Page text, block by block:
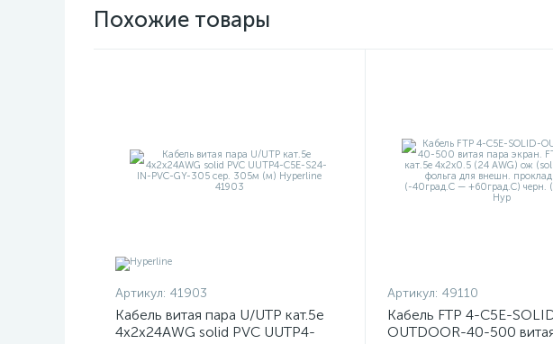
Похожие товары
Артикул: 41903
Кабель витая пара U/UTP кат.5e
4х2х24AWG solid PVC UUTP4-
Артикул: 49110
Кабель FTP 4-C5E-
OUTDOOR-40-500